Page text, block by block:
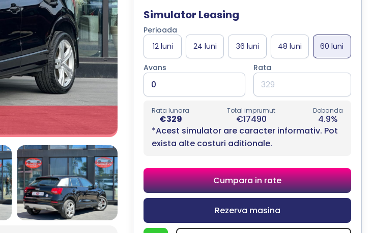
Simulator Leasing
Perioada
Avans Rata
Rata lunara
€329
Total imprumut
€17490
Dobanda
4.9%
*Acest simulator are caracter informativ. Pot
exista alte costuri aditionale.
Cumpara in rate
Rezerva masina